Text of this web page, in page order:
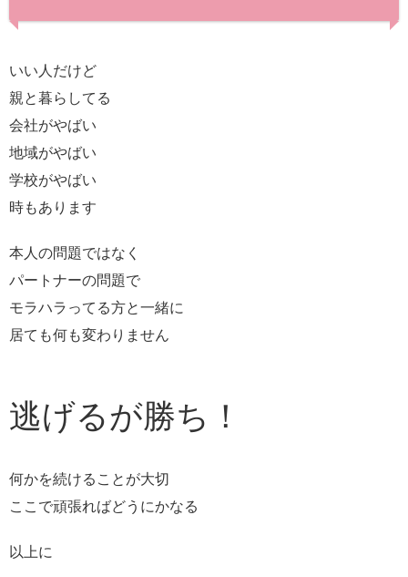
いい人だけど
親と暮らしてる
会社がやばい
地域がやばい
学校がやばい
時もあります
本人の問題ではなく
パートナーの問題で
モラハラってる方と一緒に
居ても何も変わりません
逃げるが勝ち！
何かを続けることが大切
ここで頑張ればどうにかなる
以上に